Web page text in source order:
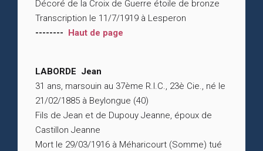
Décoré de la Croix de Guerre étoile de bronze
Transcription le 11/7/1919 à Lesperon
-------- Haut de page
LABORDE Jean
31 ans, marsouin au 37ème R.I.C., 23è Cie., né le
21/02/1885 à Beylongue (40)
Fils de Jean et de Dupouy Jeanne, époux de
Castillon Jeanne
Mort le 29/03/1916 à Méharicourt (Somme) tué